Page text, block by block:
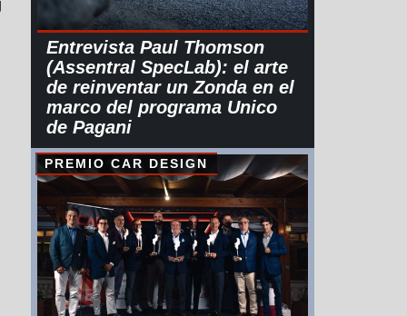
Entrevista Paul Thomson
(Assentral SpecLab): el arte
de reinventar un Zonda en el
marco del programa Unico
de Pagani
PREMIO CAR DESIGN